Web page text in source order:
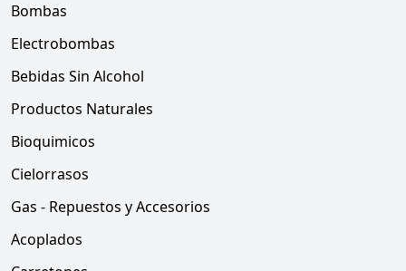
Bombas
Electrobombas
Bebidas Sin Alcohol
Productos Naturales
Bioquimicos
Cielorrasos
Gas - Repuestos y Accesorios
Acoplados